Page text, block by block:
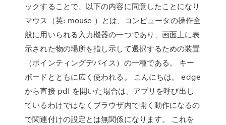
ックすることで、以下の内容に同意したことになり
マウス（英: mouse ）とは、コンピュータの操作全
般に用いられる入力機器の一つであり、画面上に表
示された物の場所を指し示して選択するための装置
（ポインティングデバイス）の一種である。 キー
ボードとともに広く使われる。 こんにちは。 edge
から直接 pdf を開いた場合は、アプリを呼び出し
ているわけではなくブラウザ内で開く動作になるの
で関連付けの設定とは無関係になります。 これを